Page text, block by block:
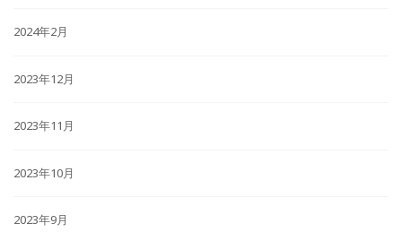
2024年2月
2023年12月
2023年11月
2023年10月
2023年9月